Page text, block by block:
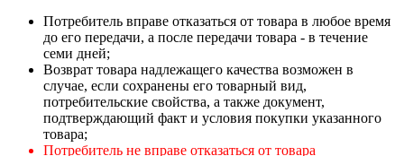
Потребитель вправе отказаться от товара в любое время
до его передачи, а после передачи товара - в течение
семи дней;
Возврат товара надлежащего качества возможен в
случае, если сохранены его товарный вид,
потребительские свойства, а также документ,
подтверждающий факт и условия покупки указанного
товара;
Потребитель не вправе отказаться от товара